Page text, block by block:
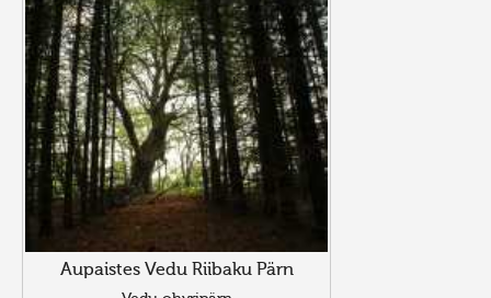
Aupaistes Vedu Riibaku Pärn